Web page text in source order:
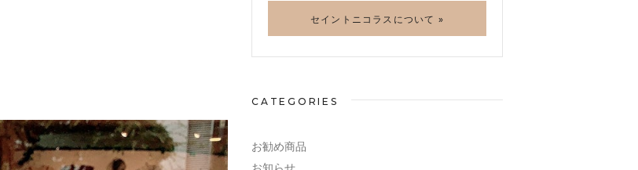
セイントニコラスについて »
CATEGORIES
お勧め商品